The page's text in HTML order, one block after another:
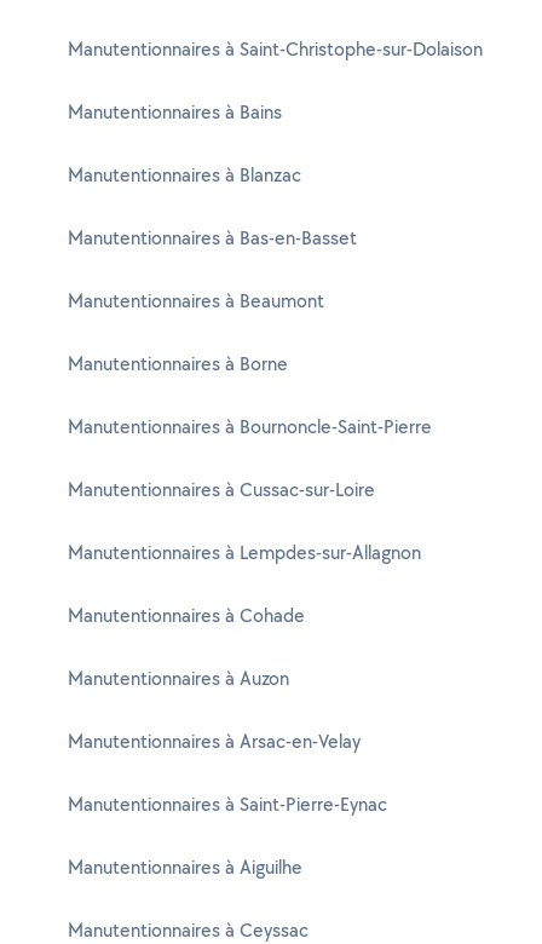
Manutentionnaires à Saint-Christophe-sur-Dolaison
Manutentionnaires à Bains
Manutentionnaires à Blanzac
Manutentionnaires à Bas-en-Basset
Manutentionnaires à Beaumont
Manutentionnaires à Borne
Manutentionnaires à Bournoncle-Saint-Pierre
Manutentionnaires à Cussac-sur-Loire
Manutentionnaires à Lempdes-sur-Allagnon
Manutentionnaires à Cohade
Manutentionnaires à Auzon
Manutentionnaires à Arsac-en-Velay
Manutentionnaires à Saint-Pierre-Eynac
Manutentionnaires à Aiguilhe
Manutentionnaires à Ceyssac